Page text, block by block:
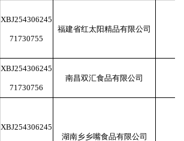
XBJ254306245
71730755
福建省红太阳精品有限公司
XBJ254306245
71730756
南昌双汇食品有限公司
XBJ254306245
湖南乡乡嘴食品有限公司